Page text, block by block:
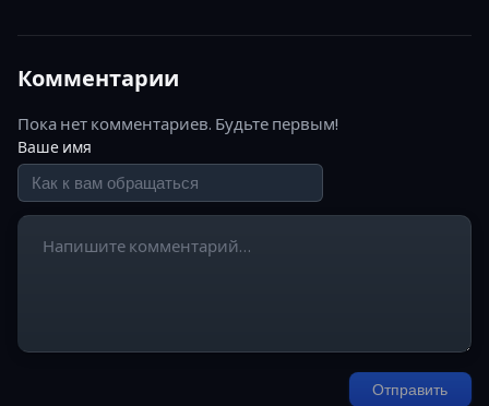
Комментарии
Пока нет комментариев. Будьте первым!
Ваше имя
Отправить